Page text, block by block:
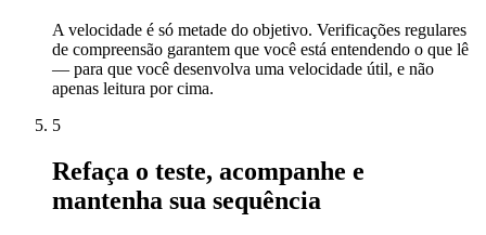
A velocidade é só metade do objetivo. Verificações regulares
de compreensão garantem que você está entendendo o que lê
— para que você desenvolva uma velocidade útil, e não
apenas leitura por cima.
5
Refaça o teste, acompanhe e
mantenha sua sequência